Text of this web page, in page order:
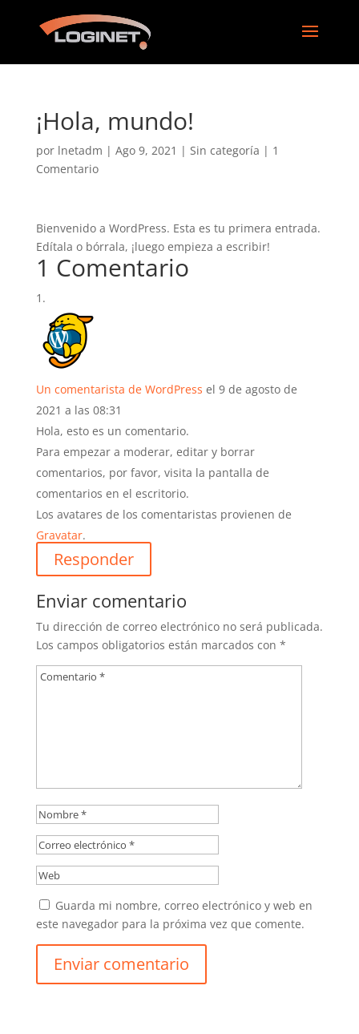
¡Hola, mundo!
por lnetadm | Ago 9, 2021 | Sin categoría | 1
Comentario
Bienvenido a WordPress. Esta es tu primera entrada.
Edítala o bórrala, ¡luego empieza a escribir!
1 Comentario
Un comentarista de WordPress el 9 de agosto de
2021 a las 08:31
Hola, esto es un comentario.
Para empezar a moderar, editar y borrar
comentarios, por favor, visita la pantalla de
comentarios en el escritorio.
Los avatares de los comentaristas provienen de
Gravatar.
Responder
Enviar comentario
Tu dirección de correo electrónico no será publicada.
Los campos obligatorios están marcados con *
Guarda mi nombre, correo electrónico y web en
este navegador para la próxima vez que comente.